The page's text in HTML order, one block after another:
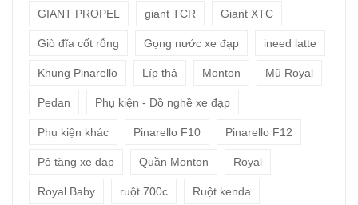
GIANT PROPEL giant TCR Giant XTC
Giò đĩa cốt rỗng Gọng nước xe đạp ineed latte
Khung Pinarello Líp thả Monton Mũ Royal
Pedan Phụ kiện - Đồ nghề xe đạp
Phụ kiện khác Pinarello F10 Pinarello F12
Pô tăng xe đạp Quần Monton Royal
Royal Baby ruột 700c Ruột kenda